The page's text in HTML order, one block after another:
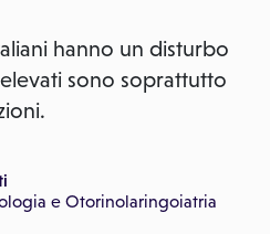
hanno un disturbo
sono soprattutto
e Otorinolaringoiatria